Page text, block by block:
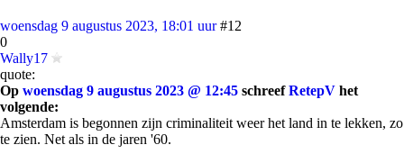
woensdag 9 augustus 2023, 18:01 uur #12
0
Wally17
quote:
Op woensdag 9 augustus 2023 @ 12:45 schreefRetepV het
volgende:
Amsterdam is begonnen zijn criminaliteit weer het land in te lekken, zo
te zien. Net als in de jaren '60.